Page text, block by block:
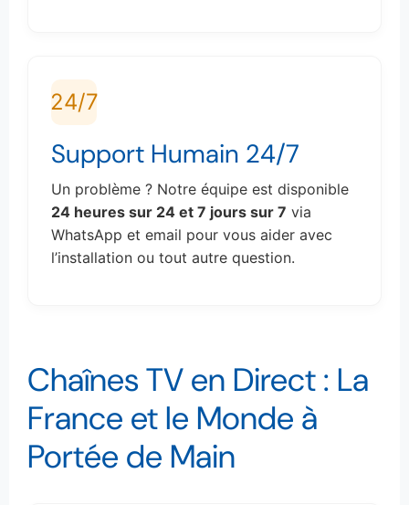
24/7
Support Humain 24/7
Un problème ? Notre équipe est disponible
24 heures sur 24 et 7 jours sur 7 via
WhatsApp et email pour vous aider avec
l’installation ou tout autre question.
Chaînes TV en Direct : La
France et le Monde à
Portée de Main